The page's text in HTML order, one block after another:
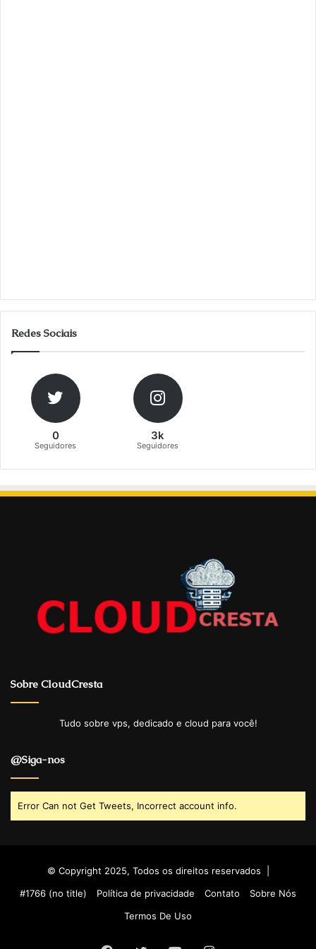
Redes Sociais
0
Seguidores
3k
Seguidores
Sobre CloudCresta
Tudo sobre vps, dedicado e cloud para você!
@Siga-nos
Error Can not Get Tweets, Incorrect account info.
© Copyright 2025, Todos os direitos reservados |
#1766 (no title)
Política de privacidade Contato
Sobre Nós
Termos De Uso